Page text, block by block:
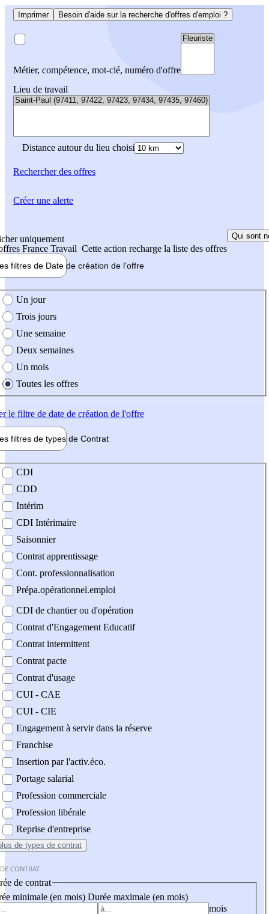
Imprimer Besoin d'aide sur la recherche d'offres d'emploi ?
Métier, compétence, mot-clé, numéro d'offre
Lieu de travail
Distance autour du lieu choisi
Rechercherdes offres
uniquement
France Travail Cette action recharge la liste des offres
Qui sont
filtres de Date de création de l'offre
création de l'offre
Un jour
Trois jours
Une semaine
Deux semaines
Un mois
Toutes les offres
le filtre de date de création de l'offre
filtres de types de Contrat
contrat
CDI
CDD
Intérim
CDI Intérimaire
Saisonnier
Contrat apprentissage
Cont. professionnalisation
Prépa.opérationnel.emploi
CDI de chantier ou d'opération
Contrat d'Engagement Educatif
Contrat intermittent
Contrat pacte
Contrat d'usage
CUI - CAE
CUI - CIE
Engagement à servir dans la réserve
Franchise
Insertion par l'activ.éco.
Portage salarial
Profession commerciale
Profession libérale
Reprise d'entreprise
de types de contrat
CONTRAT
de contrat
minimale (en mois) Durée maximale (en mois)
mois
Créer une alerte